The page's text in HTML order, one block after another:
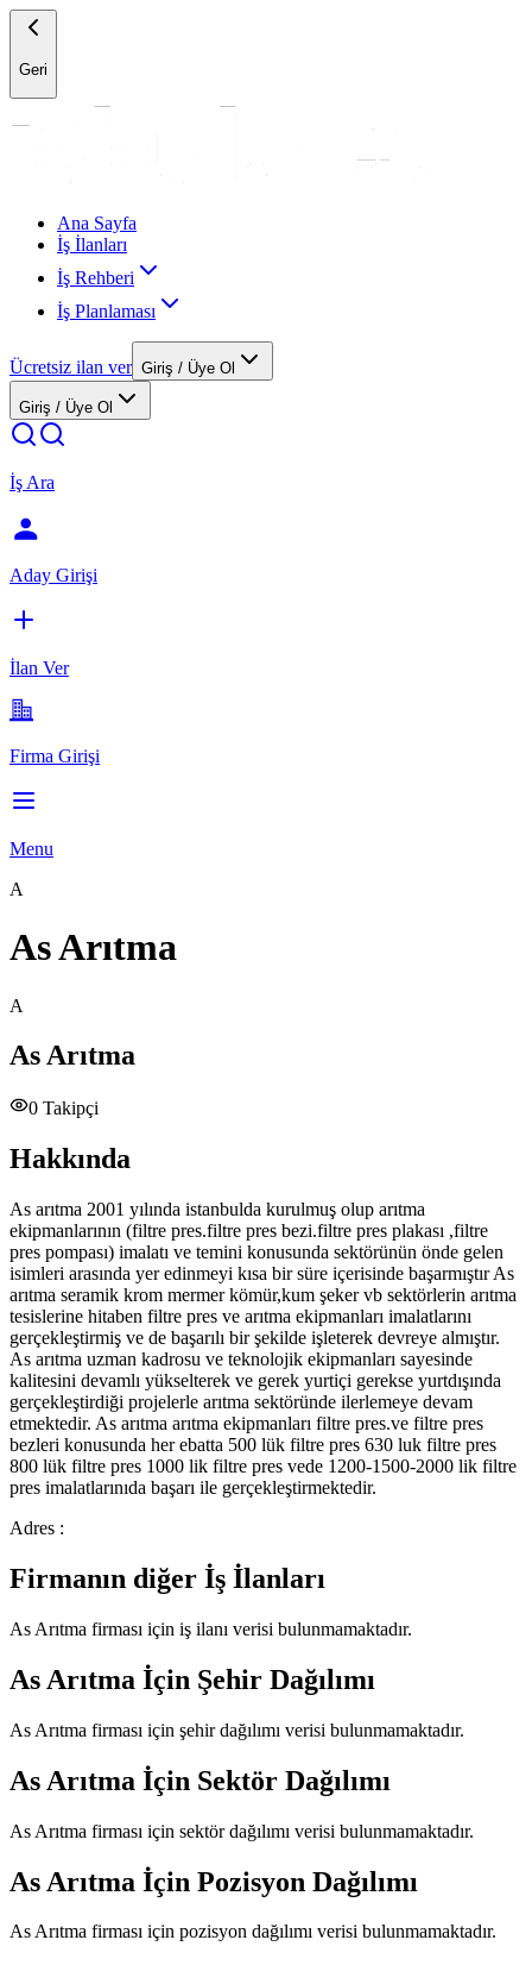
Geri
Ana Sayfa
İş İlanları
İş Rehberi
İş Planlaması
Ücretsiz ilan ver Giriş / Üye Ol
Giriş / Üye Ol
İş Ara
Aday Girişi
İlan Ver
Firma Girişi
Menu
A
As Arıtma
A
As Arıtma
0 Takipçi
Hakkında
As arıtma 2001 yılında istanbulda kurulmuş olup arıtma
ekipmanlarının (filtre pres.filtre pres bezi.filtre pres plakası ,filtre
pres pompası) imalatı ve temini konusunda sektörünün önde gelen
isimleri arasında yer edinmeyi kısa bir süre içerisinde başarmıştır As
arıtma seramik krom mermer kömür,kum şeker vb sektörlerin arıtma
tesislerine hitaben filtre pres ve arıtma ekipmanları imalatlarını
gerçekleştirmiş ve de başarılı bir şekilde işleterek devreye almıştır.
As arıtma uzman kadrosu ve teknolojik ekipmanları sayesinde
kalitesini devamlı yükselterek ve gerek yurtiçi gerekse yurtdışında
gerçekleştirdiği projelerle arıtma sektöründe ilerlemeye devam
etmektedir. As arıtma arıtma ekipmanları filtre pres.ve filtre pres
bezleri konusunda her ebatta 500 lük filtre pres 630 luk filtre pres
800 lük filtre pres 1000 lik filtre pres vede 1200-1500-2000 lik filtre
pres imalatlarınıda başarı ile gerçekleştirmektedir.
Adres :
Firmanın diğer İş İlanları
As Arıtma firması için iş ilanı verisi bulunmamaktadır.
As Arıtma İçin Şehir Dağılımı
As Arıtma firması için şehir dağılımı verisi bulunmamaktadır.
As Arıtma İçin Sektör Dağılımı
As Arıtma firması için sektör dağılımı verisi bulunmamaktadır.
As Arıtma İçin Pozisyon Dağılımı
As Arıtma firması için pozisyon dağılımı verisi bulunmamaktadır.